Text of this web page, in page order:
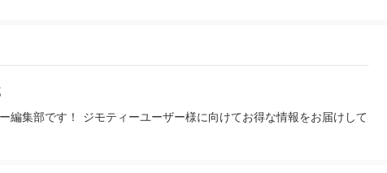
編集部です！ ジモティーユーザー様に向けてお得な情報をお届けして